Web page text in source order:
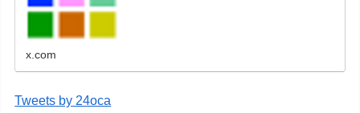
x.com
Tweets by 24oca